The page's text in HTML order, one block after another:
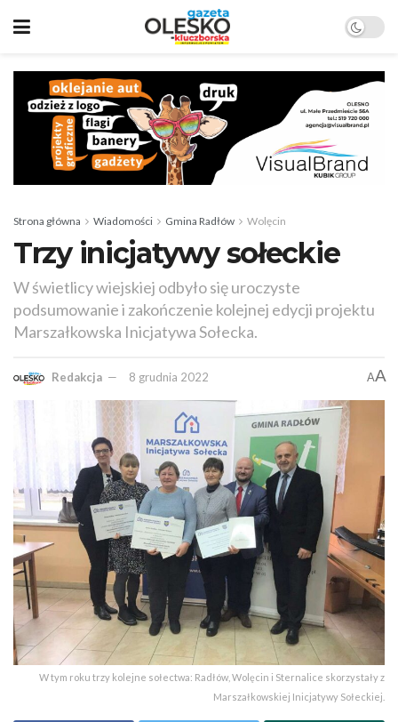
Strona główna Wiadomości Gmina Radłów Wolęcin
Trzy inicjatywy sołeckie
W świetlicy wiejskiej odbyło się uroczyste
podsumowanie i zakończenie kolejnej edycji projektu
Marszałkowska Inicjatywa Sołecka.
Redakcja 8 grudnia 2022 AA
W tym roku trzy kolejne sołectwa: Radłów, Wolęcin i Sternalice skorzystały z
Marszałkowskiej Inicjatywy Sołeckiej.